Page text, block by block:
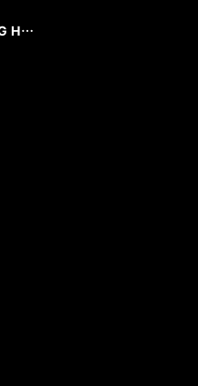
本日18:00より「2026 JUNG HAEIN FANMEETING IN JAPAN ～HAEINISM～ of the HAEINESS, by the HAEINESS, for the HAEINESS」FNCオフィシャル2次先行受付スタート！